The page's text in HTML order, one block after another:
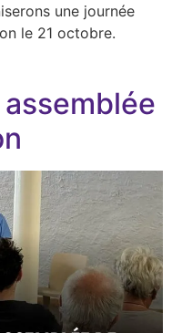
une journée
le 21 octobre.